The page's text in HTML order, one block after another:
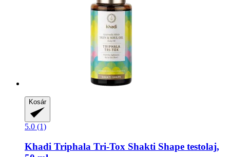
Kosár
5.0 (1)
Khadi Triphala Tri-​Tox Shakti Shape testolaj,